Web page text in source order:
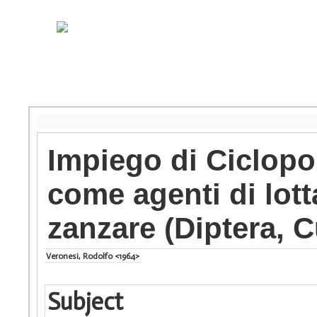
Impiego di
come agenti di
zanzare (Diptera,
Veronesi, Rodolfo <1964>
Subject